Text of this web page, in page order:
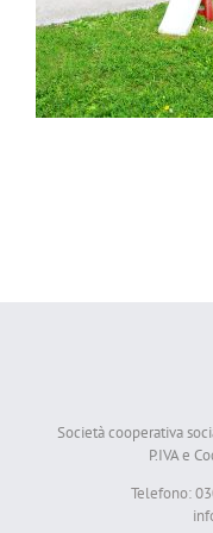
Società cooperativa
P.IVA e
Telefono: